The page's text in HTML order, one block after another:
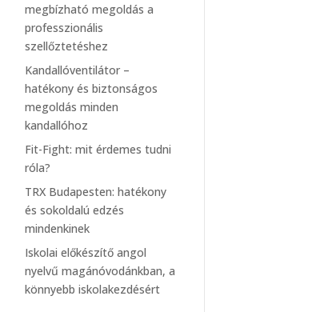
megbízható megoldás a
professzionális
szellőztetéshez
Kandallóventilátor –
hatékony és biztonságos
megoldás minden
kandallóhoz
Fit-Fight: mit érdemes tudni
róla?
TRX Budapesten: hatékony
és sokoldalú edzés
mindenkinek
Iskolai előkészítő angol
nyelvű magánóvodánkban, a
könnyebb iskolakezdésért